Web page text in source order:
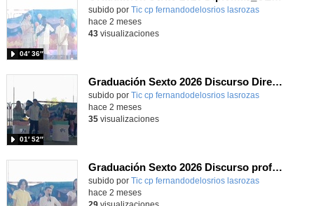
Contenido educativo.
subido por Tic cp fernandodelosrios lasrozas
04′ 36″
-
hace 2 meses
43visualizaciones
Graduación Sexto 2026 Discurso Dirección_CEIP FDLR_Las Rozas
Contenido educativo.
subido por Tic cp fernandodelosrios lasrozas
01′ 52″
-
hace 2 meses
35visualizaciones
Graduación Sexto 2026 Discurso profes_CEIP FDLR_Las Rozas
Contenido educativo.
subido por Tic cp fernandodelosrios lasrozas-
hace 2 meses